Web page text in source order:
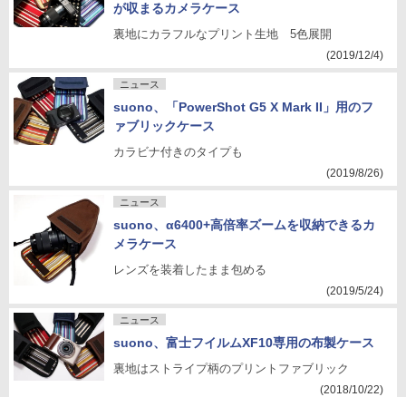
が収まるカメラケース
裏地にカラフルなプリント生地 5色展開
(2019/12/4)
ニュース
suono、「PowerShot G5 X Mark II」用のフ
ァブリックケース
カラビナ付きのタイプも
(2019/8/26)
ニュース
suono、α6400+高倍率ズームを収納できるカ
メラケース
レンズを装着したまま包める
(2019/5/24)
ニュース
suono、富士フイルムXF10専用の布製ケース
裏地はストライプ柄のプリントファブリック
(2018/10/22)